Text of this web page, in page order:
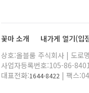
꽃마 소개 내가게 열기(입
상호:올블룸 주식회사 | 도로
사업자등록번호:105-86-
대표전화:1644-8422 | 팩스